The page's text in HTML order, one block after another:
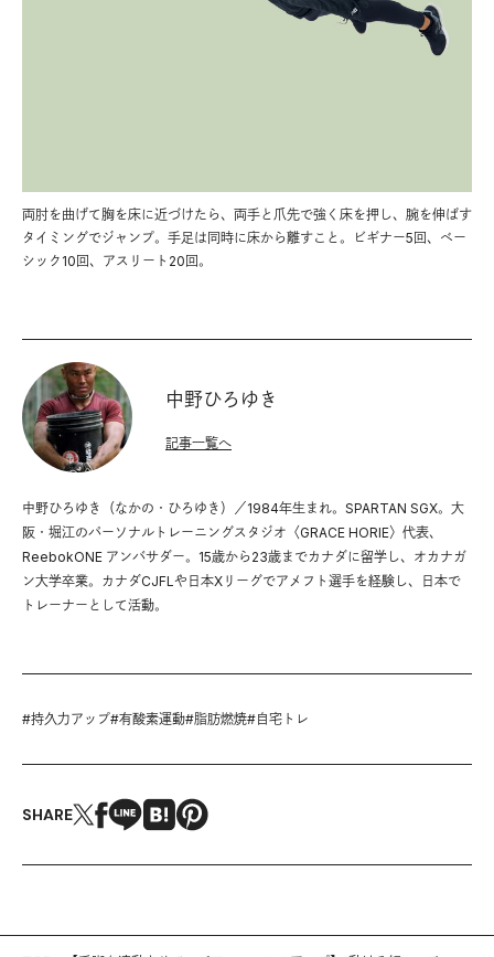
両肘を曲げて胸を床に近づけたら、両手と爪先で強く床を押し、腕を伸ばす
タイミングでジャンプ。手足は同時に床から離すこと。ビギナー5回、ベー
シック10回、アスリート20回。
中野ひろゆき
中野ひろゆき（なかの・ひろゆき）／1984年生まれ。SPARTAN SGX。大
阪・堀江のパーソナルトレーニングスタジオ〈GRACE HORIE〉代表、
ReebokONE アンバサダー。15歳から23歳までカナダに留学し、オカナガ
ン大学卒業。カナダCJFLや日本Xリーグでアメフト選手を経験し、日本で
トレーナーとして活動。
記事一覧へ
#持久力アップ#有酸素運動#脂肪燃焼#自宅トレ
SHARE